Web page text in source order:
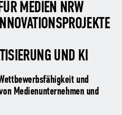
MEDIEN NRW
UND KI
und
Medienunternehmen und